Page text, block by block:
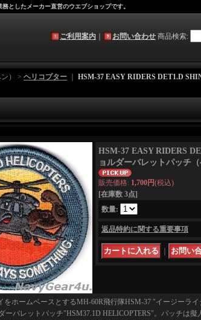
としたメーカー直営のウエブショップです。
ご利用案内 お問い合わせ 商品検索:
） > ヘリコプター
HSM-37 EASY RIDERS DET1.D
HSM-37 EASY RIDERS
ョルダーバレットパッチ（
販売価格: 1,700円(税込)
[在庫数 3点]
数量:
返品特約に関する重要事項
をホームベースとするMH-60R飛行隊HSM-37 "イージーラ
ーバレットパッチ"HSM37.1D HELICOPTERS"。パッチは